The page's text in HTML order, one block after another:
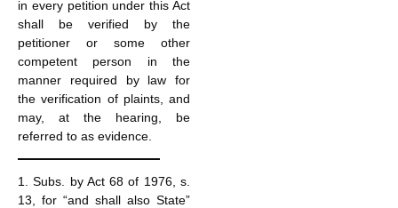
in every petition under this Act
shall be verified by the
petitioner or some other
competent person in the
manner required by law for
the verification of plaints, and
may, at the hearing, be
referred to as evidence.
1. Subs. by Act 68 of 1976, s.
13, for “and shall also State”